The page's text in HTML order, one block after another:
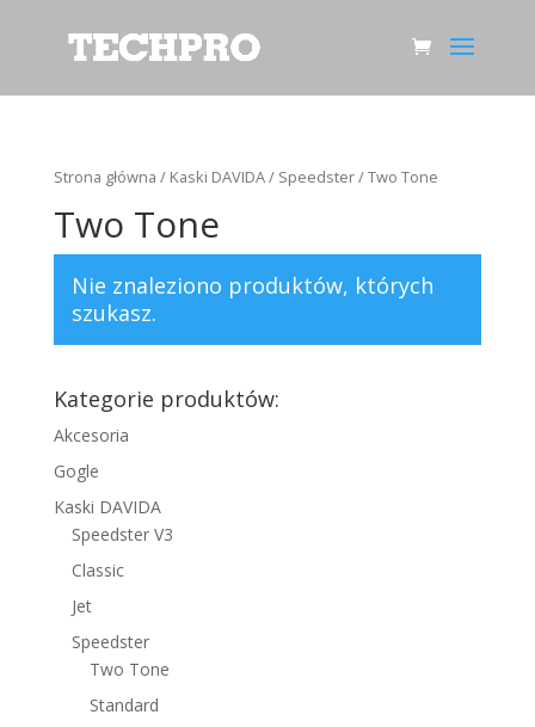
Strona główna / Kaski DAVIDA/ Speedster/ Two Tone
Two Tone
Nie znaleziono produktów, których
szukasz.
Kategorie produktów:
Akcesoria
Gogle
Kaski DAVIDA
Speedster V3
Classic
Jet
Speedster
Two Tone
Standard